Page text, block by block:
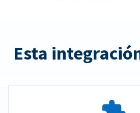
Esta